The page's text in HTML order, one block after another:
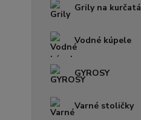
Grily na kurčatá
Vodné kúpele
GYROSY
Varné stoličky